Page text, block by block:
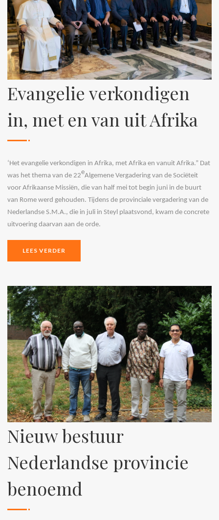
Evangelie verkondigen
in, met en van uit Afrika
‘Het evangelie verkondigen in Afrika, met Afrika en vanuit Afrika.” Dat
was het thema van de 22eAlgemene Vergadering van de Sociëteit
voor Afrikaanse Missiën, die van half mei tot begin juni in de buurt
van Rome werd gehouden. Tijdens de provinciale vergadering van de
Nederlandse S.M.A., die in juli in Steyl plaatsvond, kwam de concrete
uitvoering daarvan aan de orde.
LEES VERDER
Nieuw bestuur
Nederlandse provincie
benoemd